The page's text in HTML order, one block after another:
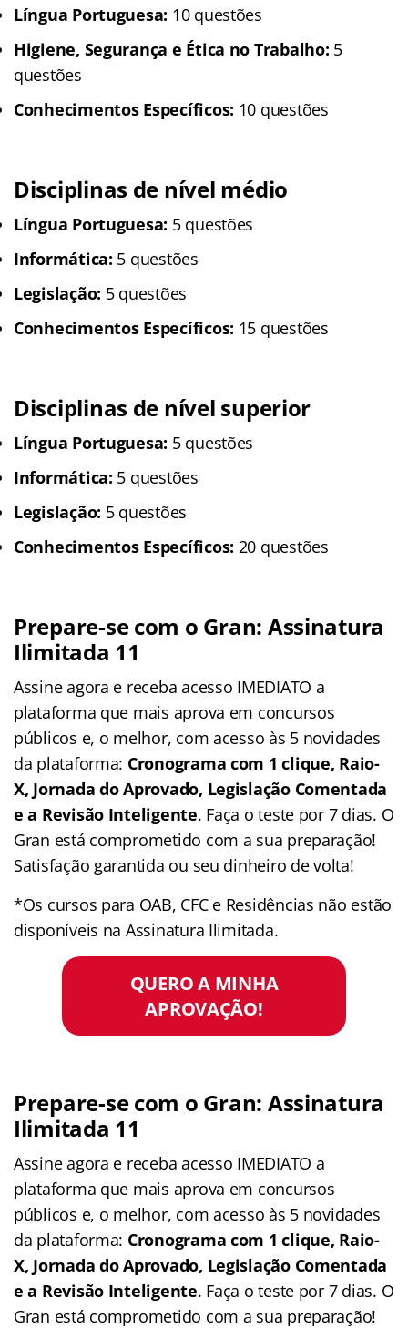
Língua Portuguesa: 10 questões
Higiene, Segurança e Ética no Trabalho: 5
questões
Conhecimentos Específicos: 10 questões
Disciplinas de nível médio
Língua Portuguesa: 5 questões
Informática: 5 questões
Legislação: 5 questões
Conhecimentos Específicos: 15 questões
Disciplinas de nível superior
Língua Portuguesa: 5 questões
Informática: 5 questões
Legislação: 5 questões
Conhecimentos Específicos: 20 questões
Prepare-se com o Gran: Assinatura
Ilimitada 11
Assine agora e receba acesso IMEDIATO a
plataforma que mais aprova em concursos
públicos e, o melhor, com acesso às 5 novidades
da plataforma: Cronograma com 1 clique, Raio-
X, Jornada do Aprovado, Legislação Comentada
e a Revisão Inteligente. Faça o teste por 7 dias. O
Gran está comprometido com a sua preparação!
Satisfação garantida ou seu dinheiro de volta!
*Os cursos para OAB, CFC e Residências não estão
disponíveis na Assinatura Ilimitada.
QUERO A MINHA
APROVAÇÃO!
Prepare-se com o Gran: Assinatura
Ilimitada 11
Assine agora e receba acesso IMEDIATO a
plataforma que mais aprova em concursos
públicos e, o melhor, com acesso às 5 novidades
da plataforma: Cronograma com 1 clique, Raio-
X, Jornada do Aprovado, Legislação Comentada
e a Revisão Inteligente. Faça o teste por 7 dias. O
Gran está comprometido com a sua preparação!